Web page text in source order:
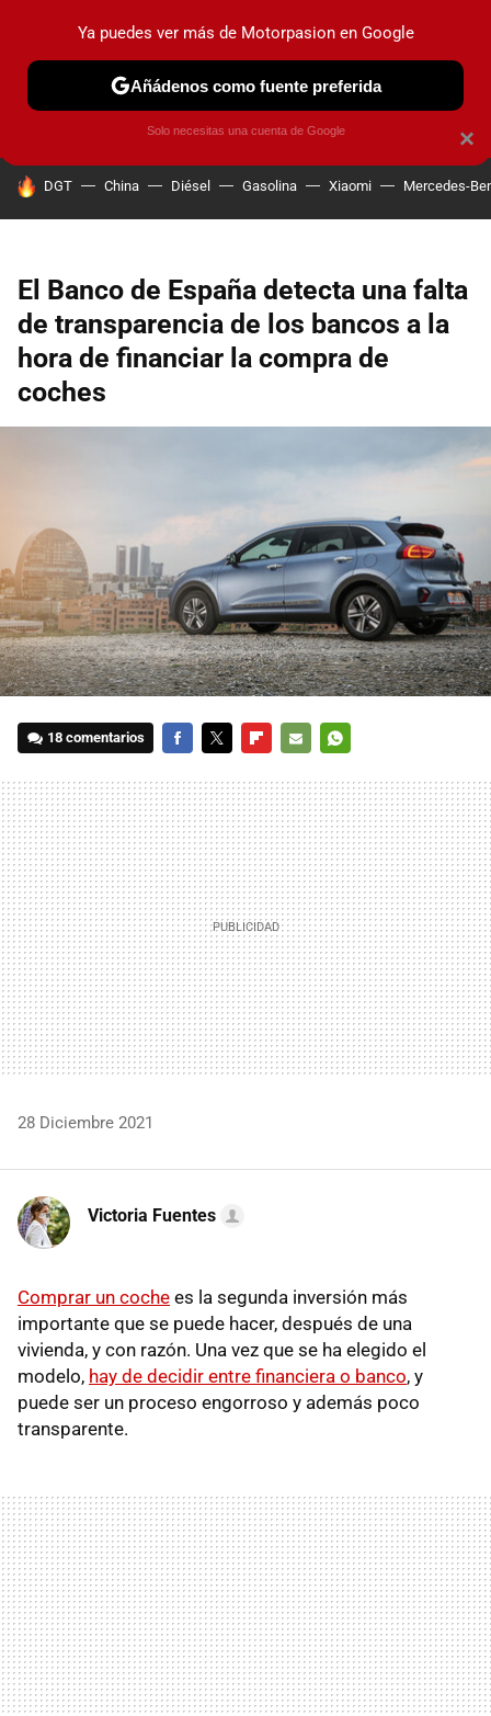
PRUEBAS COCHES ELÉCTRICOS OBSERVATORIO
HOY SE HABLA DE
DGT China Diésel Gasolina Xiaomi Mercedes-
El Banco de España detecta una falta
de transparencia de los bancos a la
hora de financiar la compra de
coches
18 comentarios
MAIL
28 Diciembre 2021
Victoria Fuentes
Comprar un coche es la segunda inversión más
importante que se puede hacer, después de una
vivienda, y con razón. Una vez que se ha elegido el
modelo, hay de decidir entre financiera o banco, y
puede ser un proceso engorroso y además poco
transparente.
×
Ya puedes ver más de Motorpasion en Google
Añádenos como fuente preferida
Solo necesitas una cuenta de Google